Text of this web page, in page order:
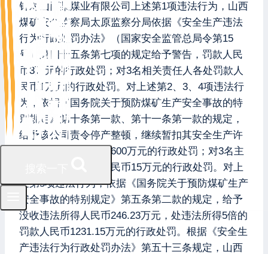
针对山西某煤业有限公司上述第1项违法行为，山西
煤矿安全监察局太原监察分局依据《安全生产违法
行为行政处罚办法》（国家安全监管总局令第15
号）第四十五条第七项的规定给予警告，罚款人民
币3万元的行政处罚；对3名相关责任人各处罚款人
民币1万元的行政处罚。对上述第2、3、4项违法行
为，依据《国务院关于预防煤矿生产安全事故的特
别规定》第十条第一款、第十一条第一款的规定，
给予该公司责令停产整顿，继续暂扣其安全生产许
可证，处罚款人民币600万元的行政处罚；对3名主
要负责人各处罚款人民币15万元的行政处罚。对上
述第5项违法行为，依据《国务院关于预防煤矿生产
安全事故的特别规定》第五条第二款的规定，给予
没收违法所得人民币246.23万元，处违法所得5倍的
罚款人民币1231.15万元的行政处罚。根据《安全生
产违法行为行政处罚办法》第五十三条规定，山西